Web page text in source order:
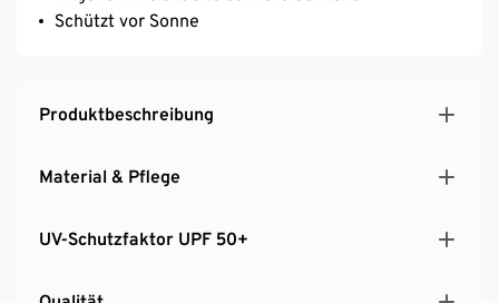
Schützt vor Sonne
Produktbeschreibung
Material & Pflege
UV-Schutzfaktor UPF 50+